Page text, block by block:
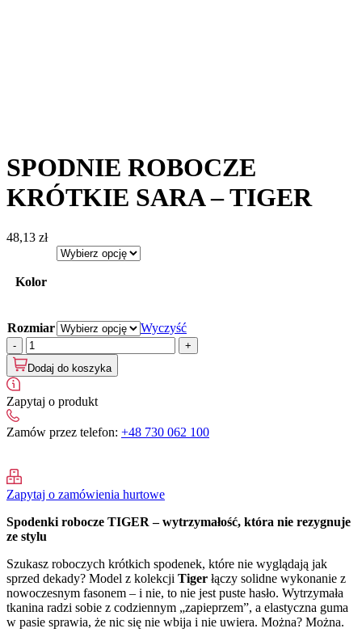
SPODNIE ROBOCZE
KRÓTKIE SARA – TIGER
48,13 zł
Kolor
Rozmiar
Wyczyść
ilość
SPODNIE
ROBOCZE
KRÓTKIE
SARA
-
TIGER
Dodaj do koszyka
Zapytaj o produkt
Zamów przez telefon: +48 730 062 100
Zapytaj o zamówienia hurtowe
Spodenki robocze TIGER – wytrzymałość, która nie rezygnuje
ze stylu
Szukasz roboczych krótkich spodenek, które nie wyglądają jak
sprzed dekady? Model z kolekcji Tiger łączy solidne wykonanie z
nowoczesnym fasonem – i nie, to nie jest puste hasło. Wytrzymała
tkanina radzi sobie z codziennym „zapieprzem”, a elastyczna guma
w pasie sprawia, że nic się nie wbija i nie uwiera. Można? Można.